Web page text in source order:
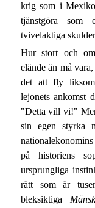
krig som i
tjänstgöra som
tvivelaktiga
Hur stort och
elände än må
det att fly
lejonets ankomst
"Detta vill vi!"
sin egen styrka
på historiens
ursprungliga
rätt som är
bleksiktiga